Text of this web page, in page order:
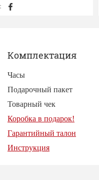
Комплектация
Часы
Подарочный пакет
Товарный чек
Коробка в подарок!
Гарантийный талон
Инструкция